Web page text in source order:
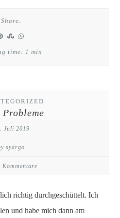
Share:
time: 1 min
Probleme
Juli 2019
syargo
Kommentare
richtig durchgeschüttelt. Ich
und habe mich dann am